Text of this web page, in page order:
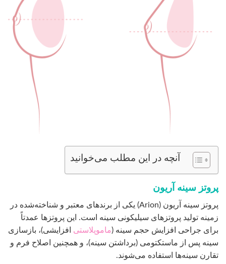
آنچه در این مطلب می‌خوانید
پروتز سینه آریون
پروتز سینه آریون (Arion) یکی از برندهای معتبر و شناخته‌شده در
زمینه تولید پروتزهای سیلیکونی سینه است. این پروتزها عمدتاً
برای جراحی افزایش حجم سینه (ماموپلاستی افزایشی)، بازسازی
سینه پس از ماستکتومی (برداشتن سینه)، و همچنین اصلاح فرم و
تقارن سینه‌ها استفاده می‌شوند.